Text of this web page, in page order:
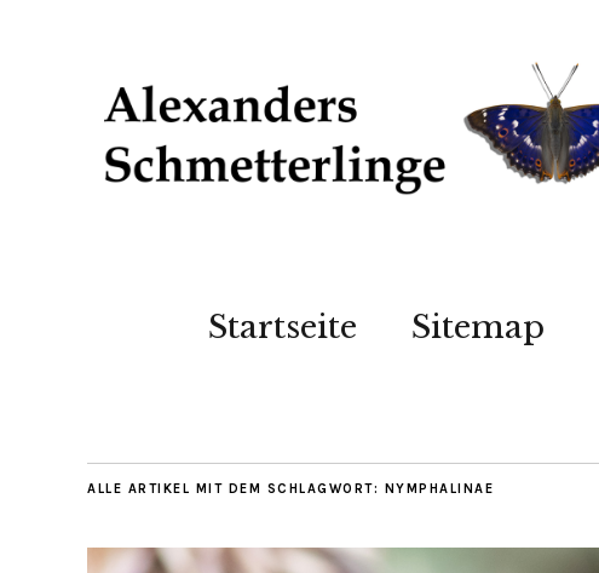
Startseite Sitemap
ALLE ARTIKEL MIT DEM SCHLAGWORT: NYMPHALINAE